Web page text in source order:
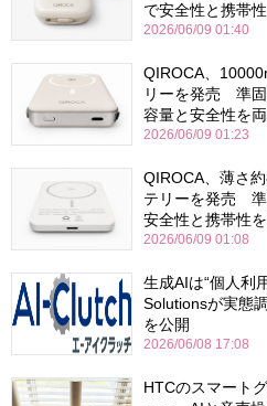
で安全性と携帯
2026/06/09 01:40
QIROCA、
リーを発売 準
容量と安全性を
2026/06/09 01:23
QIROCA、薄さ
テリーを発売 準
安全性と携帯性
2026/06/09 01:08
生成AIは“個人利
Solutionsが実態
を公開
2026/06/08 17:08
HTCのスマート